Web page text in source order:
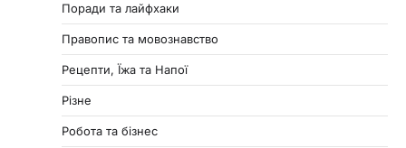
Поради та лайфхаки
Правопис та мовознавство
Рецепти, Їжа та Напої
Різне
Робота та бізнес